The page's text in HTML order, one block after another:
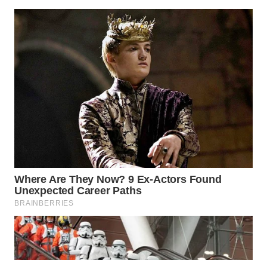
MADURA
WN
WN
MANDALIKA
WN
LIKUPANG